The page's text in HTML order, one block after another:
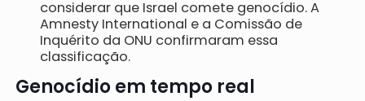
considerar que Israel comete genocídio. A
Amnesty International e a Comissão de
Inquérito da ONU confirmaram essa
classificação.
Genocídio em tempo real